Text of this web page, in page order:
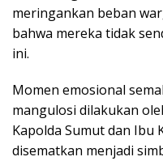
meringankan beban
bahwa mereka tidak
ini.
Momen emosional
mangulosi dilakukan
Kapolda Sumut dan Ibu
disematkan menjadi